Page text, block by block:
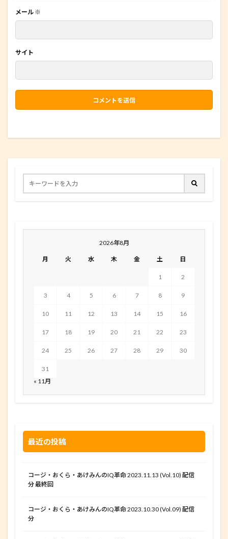
メール ※
サイト
2026年8月
月 火 水 木 金 土 日
1 2
3 4 5 6 7 8 9
10 11 12 13 14 15 16
17 18 19 20 21 22 23
24 25 26 27 28 29 30
31
« 11月
最近の投稿
コージ・おくら・あけみんのIQ革命 2023.11.13 (Vol.10) 配信
分 最終回
コージ・おくら・あけみんのIQ革命 2023.10.30 (Vol.09) 配信
分